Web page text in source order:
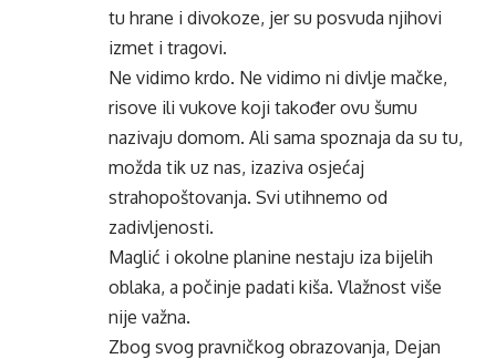
tu hrane i divokoze, jer su posvuda njihovi
izmet i tragovi.
Ne vidimo krdo. Ne vidimo ni divlje mačke,
risove ili vukove koji također ovu šumu
nazivaju domom. Ali sama spoznaja da su tu,
možda tik uz nas, izaziva osjećaj
strahopoštovanja. Svi utihnemo od
zadivljenosti.
Maglić i okolne planine nestaju iza bijelih
oblaka, a počinje padati kiša. Vlažnost više
nije važna.
Zbog svog pravničkog obrazovanja, Dejan